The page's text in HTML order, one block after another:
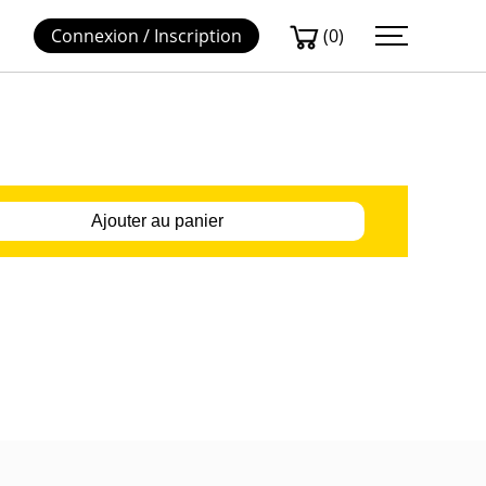
Connexion / Inscription (0)
Ajouter au panier